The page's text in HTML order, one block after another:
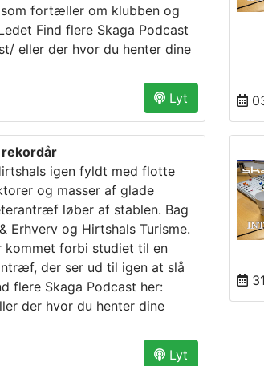
fortæller om klubben og
Find flere Skaga Podcast
eller der hvor du henter dine
Lyt
igen fyldt med flotte
og masser af glade
løber af stablen. Bag
og Hirtshals Turisme.
kommet forbi studiet til en
der ser ud til igen at slå
flere Skaga Podcast her:
der hvor du henter dine
Lyt